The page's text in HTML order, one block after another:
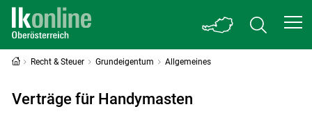
Recht & Steuer Grundeigentum Allgemeines
Verträge für Handymasten